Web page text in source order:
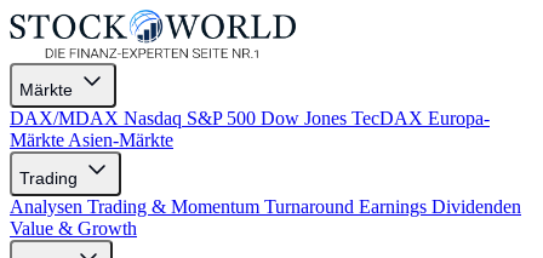
Märkte
DAX/MDAX Nasdaq S&P 500 Dow Jones TecDAX Europa-
Märkte Asien-Märkte
Trading
Analysen Trading & Momentum Turnaround Earnings Dividenden
Value & Growth